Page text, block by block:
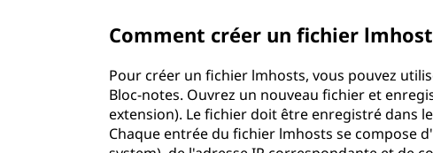
Comment créer un fichier
Pour créer un fichier lmhosts, vous pouvez
Bloc-notes. Ouvrez un nouveau fichier et
extension). Le fichier doit être enregistré dans
Chaque entrée du fichier lmhosts se compose